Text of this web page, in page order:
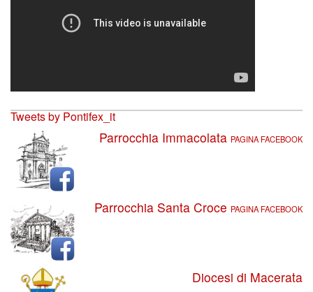
Tweets by Pontifex_it
Parrocchia Immacolata PAGINA FACEBOOK
Parrocchia Santa Croce PAGINA FACEBOOK
Diocesi di Macerata